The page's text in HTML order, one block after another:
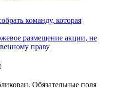
команду, которая
размещение акции, не
праву
Обязательные поля